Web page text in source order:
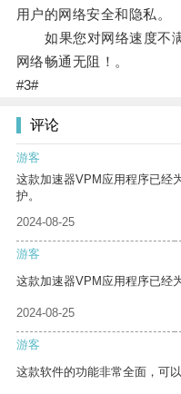
用户的网络安全和隐私。
如果您对网络速度不满
网络畅通无阻！。
#3#
评论
游客
这款加速器VPM应用程序已经
护。
2024-08-25
游客
这款加速器VPM应用程序已经
2024-08-25
游客
这款软件的功能非常全面，可